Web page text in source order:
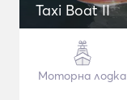
Taxi Boat II
Моторна лодка